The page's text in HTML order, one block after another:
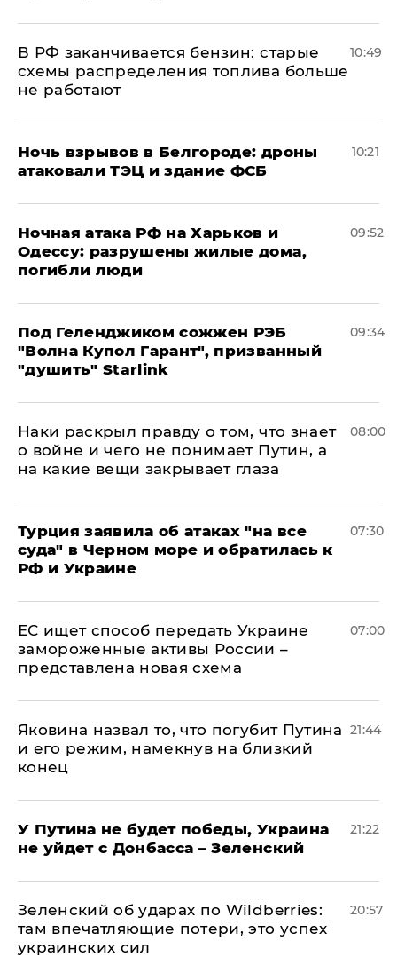
​В РФ заканчивается бензин: старые
схемы распределения топлива больше
не работают
10:49
​Ночь взрывов в Белгороде: дроны
атаковали ТЭЦ и здание ФСБ
10:21
​Ночная атака РФ на Харьков и
Одессу: разрушены жилые дома,
погибли люди
09:52
Под Геленджиком сожжен РЭБ
"Волна Купол Гарант", призванный
"душить" Starlink
09:34
Наки раскрыл правду о том, что знает
о войне и чего не понимает Путин, а
на какие вещи закрывает глаза
08:00
Турция заявила об атаках "на все
суда" в Черном море и обратилась к
РФ и Украине
07:30
ЕС ищет способ передать Украине
замороженные активы России –
представлена новая схема
07:00
Яковина назвал то, что погубит Путина
и его режим, намекнув на близкий
конец
21:44
У Путина не будет победы, Украина
не уйдет с Донбасса – Зеленский
21:22
Зеленский об ударах по Wildberries:
там впечатляющие потери, это успех
украинских сил
20:57